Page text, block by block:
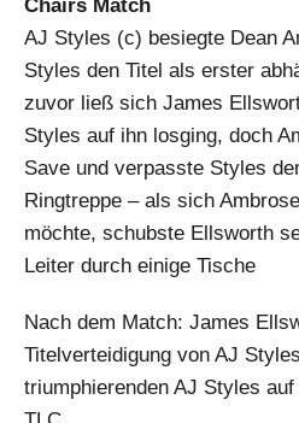
Chairs Match
AJ Styles (c) besiegte Dean
Styles den Titel als erster
zuvor ließ sich James
Styles auf ihn losging, doch
Save und verpasste Styles
Ringtreppe – als sich
möchte, schubste Ellsworth
Leiter durch einige Tische
Nach dem Match: James
Titelverteidigung von AJ
triumphierenden AJ Styles